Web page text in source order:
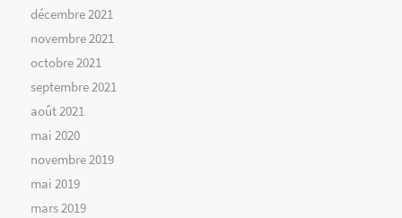
décembre 2021
novembre 2021
octobre 2021
septembre 2021
août 2021
mai 2020
novembre 2019
mai 2019
mars 2019